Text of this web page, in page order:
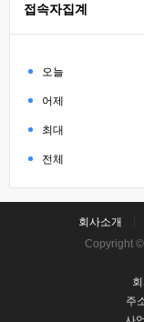
접속자집계
오늘
어제
최대
전체
회사소개
Copyright ©
주